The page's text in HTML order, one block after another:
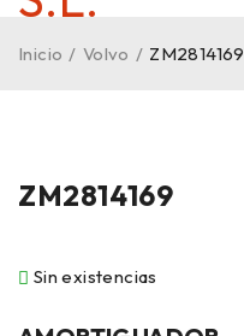
Inicio / Volvo / ZM2814169
ZM2814169
Sin existencias